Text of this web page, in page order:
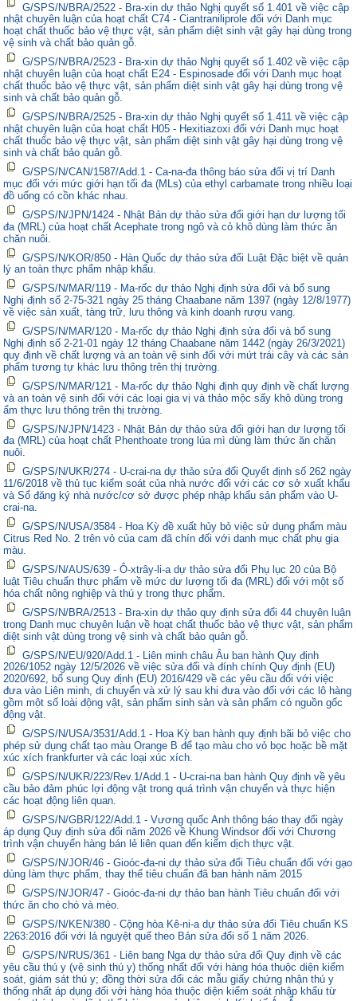
G/SPS/N/BRA/2522 - Bra-xin dự thảo Nghị quyết số 1.401 về việc cập
nhật chuyên luận của hoạt chất C74 - Ciantraniliprole đối với Danh mục
hoạt chất thuốc bảo vệ thực vật, sản phẩm diệt sinh vật gây hại dùng trong
vệ sinh và chất bảo quản gỗ.
G/SPS/N/BRA/2523 - Bra-xin dự thảo Nghị quyết số 1.402 về việc cập
nhật chuyên luận của hoạt chất E24 - Espinosade đối với Danh mục hoạt
chất thuốc bảo vệ thực vật, sản phẩm diệt sinh vật gây hại dùng trong vệ
sinh và chất bảo quản gỗ.
G/SPS/N/BRA/2525 - Bra-xin dự thảo Nghị quyết số 1.411 về việc cập
nhật chuyên luận của hoạt chất H05 - Hexitiazoxi đối với Danh mục hoạt
chất thuốc bảo vệ thực vật, sản phẩm diệt sinh vật gây hại dùng trong vệ
sinh và chất bảo quản gỗ.
G/SPS/N/CAN/1587/Add.1 - Ca-na-đa thông báo sửa đổi vị trí Danh
mục đối với mức giới hạn tối đa (MLs) của ethyl carbamate trong nhiều loại
đồ uống có cồn khác nhau.
G/SPS/N/JPN/1424 - Nhật Bản dự thảo sửa đổi giới hạn dư lượng tối
đa (MRL) của hoạt chất Acephate trong ngô và cỏ khô dùng làm thức ăn
chăn nuôi.
G/SPS/N/KOR/850 - Hàn Quốc dự thảo sửa đổi Luật Đặc biệt về quản
lý an toàn thực phẩm nhập khẩu.
G/SPS/N/MAR/119 - Ma-rốc dự thảo Nghị định sửa đổi và bổ sung
Nghị định số 2-75-321 ngày 25 tháng Chaabane năm 1397 (ngày 12/8/1977)
về việc sản xuất, tàng trữ, lưu thông và kinh doanh rượu vang.
G/SPS/N/MAR/120 - Ma-rốc dự thảo Nghị định sửa đổi và bổ sung
Nghị định số 2-21-01 ngày 12 tháng Chaabane năm 1442 (ngày 26/3/2021)
quy định về chất lượng và an toàn vệ sinh đối với mứt trái cây và các sản
phẩm tương tự khác lưu thông trên thị trường.
G/SPS/N/MAR/121 - Ma-rốc dự thảo Nghị định quy định về chất lượng
và an toàn vệ sinh đối với các loại gia vị và thảo mộc sấy khô dùng trong
ẩm thực lưu thông trên thị trường.
G/SPS/N/JPN/1423 - Nhật Bản dự thảo sửa đổi giới hạn dư lượng tối
đa (MRL) của hoạt chất Phenthoate trong lúa mì dùng làm thức ăn chăn
nuôi.
G/SPS/N/UKR/274 - U-crai-na dự thảo sửa đổi Quyết định số 262 ngày
11/6/2018 về thủ tục kiểm soát của nhà nước đối với các cơ sở xuất khẩu
và Sổ đăng ký nhà nước/cơ sở được phép nhập khẩu sản phẩm vào U-
crai-na.
G/SPS/N/USA/3584 - Hoa Kỳ đề xuất hủy bỏ việc sử dụng phẩm màu
Citrus Red No. 2 trên vỏ của cam đã chín đối với danh mục chất phụ gia
màu.
G/SPS/N/AUS/639 - Ô-xtrây-li-a dự thảo sửa đổi Phụ lục 20 của Bộ
luật Tiêu chuẩn thực phẩm về mức dư lượng tối đa (MRL) đối với một số
hóa chất nông nghiệp và thú y trong thực phẩm.
G/SPS/N/BRA/2513 - Bra-xin dự thảo quy định sửa đổi 44 chuyên luận
trong Danh mục chuyên luận về hoạt chất thuốc bảo vệ thực vật, sản phẩm
diệt sinh vật dùng trong vệ sinh và chất bảo quản gỗ.
G/SPS/N/EU/920/Add.1 - Liên minh châu Âu ban hành Quy định
2026/1052 ngày 12/5/2026 về việc sửa đổi và đính chính Quy định (EU)
2020/692, bổ sung Quy định (EU) 2016/429 về các yêu cầu đối với việc
đưa vào Liên minh, di chuyển và xử lý sau khi đưa vào đối với các lô hàng
gồm một số loài động vật, sản phẩm sinh sản và sản phẩm có nguồn gốc
động vật.
G/SPS/N/USA/3531/Add.1 - Hoa Kỳ ban hành quy định bãi bỏ việc cho
phép sử dụng chất tạo màu Orange B để tạo màu cho vỏ bọc hoặc bề mặt
xúc xích frankfurter và các loại xúc xích.
G/SPS/N/UKR/223/Rev.1/Add.1 - U-crai-na ban hành Quy định về yêu
cầu bảo đảm phúc lợi động vật trong quá trình vận chuyển và thực hiện
các hoạt động liên quan.
G/SPS/N/GBR/122/Add.1 - Vương quốc Anh thông báo thay đổi ngày
áp dụng Quy định sửa đổi năm 2026 về Khung Windsor đối với Chương
trình vận chuyển hàng bán lẻ liên quan đến kiểm dịch thực vật.
G/SPS/N/JOR/46 - Gioóc-đa-ni dự thảo sửa đổi Tiêu chuẩn đối với gạo
dùng làm thực phẩm, thay thế tiêu chuẩn đã ban hành năm 2015
G/SPS/N/JOR/47 - Gioóc-đa-ni dự thảo ban hành Tiêu chuẩn đối với
thức ăn cho chó và mèo.
G/SPS/N/KEN/380 - Cộng hòa Kê-ni-a dự thảo sửa đổi Tiêu chuẩn KS
2263:2016 đối với lá nguyệt quế theo Bản sửa đổi số 1 năm 2026.
G/SPS/N/RUS/361 - Liên bang Nga dự thảo sửa đổi Quy định về các
yêu cầu thú y (vệ sinh thú y) thống nhất đối với hàng hóa thuộc diện kiểm
soát, giám sát thú y; đồng thời sửa đổi các mẫu giấy chứng nhận thú y
thống nhất áp dụng đối với hàng hóa thuộc diện kiểm soát nhập khẩu từ